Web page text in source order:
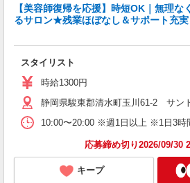
【美容師復帰を応援】時短OK｜無理な
るサロン★残業ほぼなし＆サポート充実
スタイリスト
時給1300円
静岡県駿東郡清水町玉川61-2 サン
10:00〜20:00 ※週1日以上 ※1日3時
応募締め切り2026/09/30
キープ